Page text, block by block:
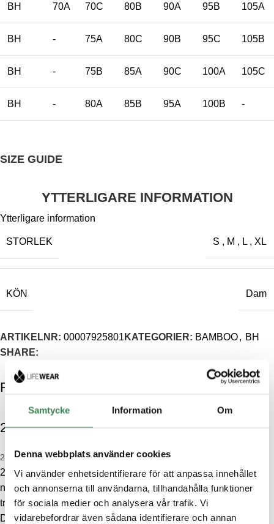
Samtycke Information Om
Denna webbplats använder cookies
Vi använder enhetsidentifierare för att anpassa innehållet
och annonserna till användarna, tillhandahålla funktioner
för sociala medier och analysera vår trafik. Vi
vidarebefordrar även sådana identifierare och annan
BH 70A 70C 80B 90A 95B 105A
BH - 75A 80C 90B 95C 105B
BH - 75B 85A 90C 100A 105C
BH - 80A 85B 95A 100B -
SIZE GUIDE
YTTERLIGARE INFORMATION
Ytterligare information
STORLEK S , M , L , XL
KÖN Dam
ARTIKELNR: 00007925801 KATEGORIER: BAMBOO, BH
SHARE:
Relaterade produkter
2-pack boxer av bambu – Tiger
229kr 137.40kr
2-pack boxerkalsong av mjuk och skön viskos av bambu med
något längre ben. Bambuns naturliga egenskaper gör att fukt
transporteras bort från kroppen och håller huden fräsch längre.
Designad med mjuka flat-lock sömmar som inte skaver samt